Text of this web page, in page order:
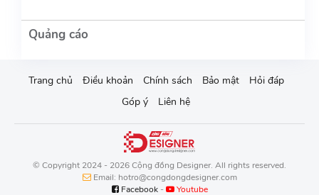
Trang chủ Điều khoản Chính sách Bảo mật
Hỏi đáp
Góp ý
Liên hệ
© Copyright 2024 - 2026 Cộng đồng Designer. All rights reserved.
Email: hotro@congdongdesigner.com
Facebook- Youtube